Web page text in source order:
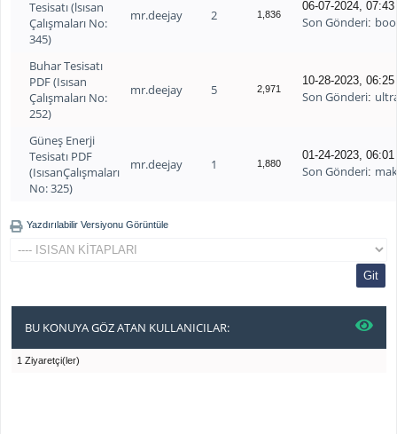
Tesisatı (lsısan
Çalışmaları No:
345)
mr.deejay 2 1,836
06-07-2024,
Son Gönderi:
Buhar Tesisatı
PDF (Isısan
Çalışmaları No:
252)
mr.deejay 5 2,971
10-28-2023,
Son Gönderi:
Güneş Enerji
Tesisatı PDF
(IsısanÇalışmaları
No: 325)
mr.deejay 1 1,880
01-24-2023,
Son Gönderi:
Yazdırılabilir Versiyonu Görüntüle
BU KONUYA GÖZ ATAN KULLANICILAR:
1 Ziyaretçi(ler)